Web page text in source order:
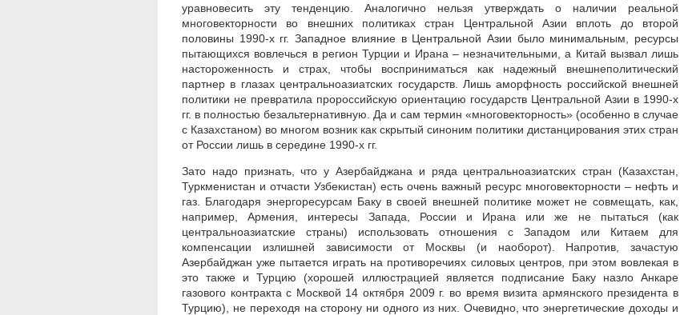
уравновесить эту тенденцию. Аналогично нельзя утверждать о наличии реальной
многовекторности во внешних политиках стран Центральной Азии вплоть до второй
половины 1990-х гг. Западное влияние в Центральной Азии было минимальным, ресурсы
пытающихся вовлечься в регион Турции и Ирана – незначительными, а Китай вызвал лишь
настороженность и страх, чтобы восприниматься как надежный внешнеполитический
партнер в глазах центральноазиатских государств. Лишь аморфность российской внешней
политики не превратила пророссийскую ориентацию государств Центральной Азии в 1990-х
гг. в полностью безальтернативную. Да и сам термин «многовекторность» (особенно в случае
с Казахстаном) во многом возник как скрытый синоним политики дистанцирования этих стран
от России лишь в середине 1990-х гг.
Зато надо признать, что у Азербайджана и ряда центральноазиатских стран (Казахстан,
Туркменистан и отчасти Узбекистан) есть очень важный ресурс многовекторности – нефть и
газ. Благодаря энергоресурсам Баку в своей внешней политике может не совмещать, как,
например, Армения, интересы Запада, России и Ирана или же не пытаться (как
центральноазиатские страны) использовать отношения с Западом или Китаем для
компенсации излишней зависимости от Москвы (и наоборот). Напротив, зачастую
Азербайджан уже пытается играть на противоречиях силовых центров, при этом вовлекая в
это также и Турцию (хорошей иллюстрацией является подписание Баку назло Анкаре
газового контракта с Москвой 14 октября 2009 г. во время визита армянского президента в
Турцию), не переходя на сторону ни одного из них. Очевидно, что энергетические доходы и